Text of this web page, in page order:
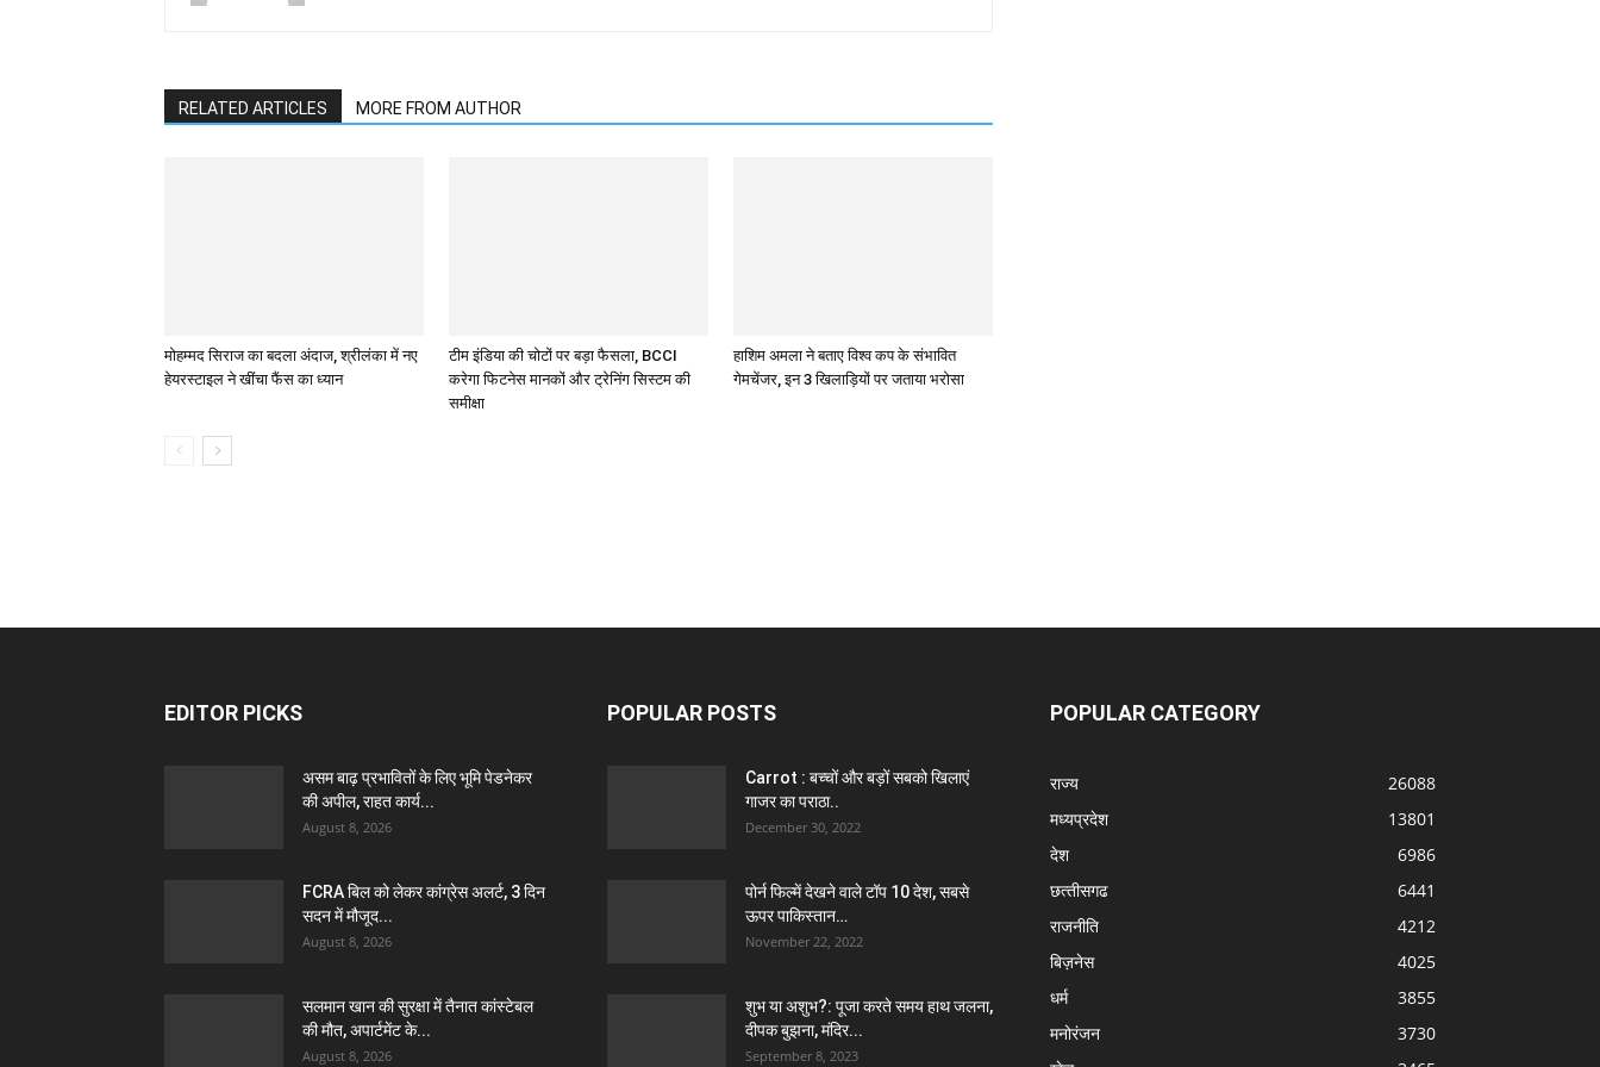
RELATED ARTICLES MORE FROM AUTHOR
मोहम्मद सिराज का बदला अंदाज, श्रीलंका में नए
हेयरस्टाइल ने खींचा फैंस का ध्यान
टीम इंडिया की चोटों पर बड़ा फैसला, BCCI
करेगा फिटनेस मानकों और ट्रेनिंग सिस्टम की
समीक्षा
हाशिम अमला ने बताए विश्व कप के संभावित
गेमचेंजर, इन 3 खिलाड़ियों पर जताया भरोसा
EDITOR PICKS
असम बाढ़ प्रभावितों के लिए भूमि पेडनेकर
की अपील, राहत कार्य...
August 8, 2026
FCRA बिल को लेकर कांग्रेस अलर्ट, 3 दिन
सदन में मौजूद...
August 8, 2026
सलमान खान की सुरक्षा में तैनात कांस्टेबल
की मौत, अपार्टमेंट के...
August 8, 2026
POPULAR POSTS
Carrot : बच्चों और बड़ों सबको खिलाएं
गाजर का पराठा..
December 30, 2022
पोर्न फिल्में देखने वाले टॉप 10 देश, सबसे
ऊपर पाकिस्तान…
November 22, 2022
शुभ या अशुभ?: पूजा करते समय हाथ जलना,
दीपक बुझना, मंदिर...
September 8, 2023
POPULAR CATEGORY
राज्‍य
26088
मध्यप्रदेश
13801
देश
6986
छत्‍तीसगढ
6441
राजनीति
4212
बिज़नेस
4025
धर्म
3855
मनोरंजन
3730